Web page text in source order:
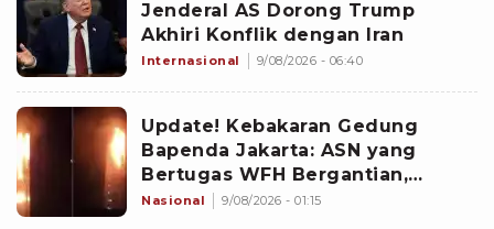
Jenderal AS Dorong Trump
Akhiri Konflik dengan Iran
Internasional 9/08/2026 - 06:40
Update! Kebakaran Gedung
Bapenda Jakarta: ASN yang
Bertugas WFH Bergantian,
Pramono Pastikan Layanan Tetap
Nasional 9/08/2026 - 01:15